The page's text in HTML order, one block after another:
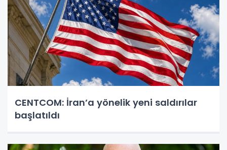
CENTCOM: İran’a yönelik yeni saldırılar
başlatıldı